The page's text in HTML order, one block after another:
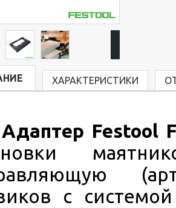
ХАРАКТЕРИСТИКИ
Адаптер Festool
с